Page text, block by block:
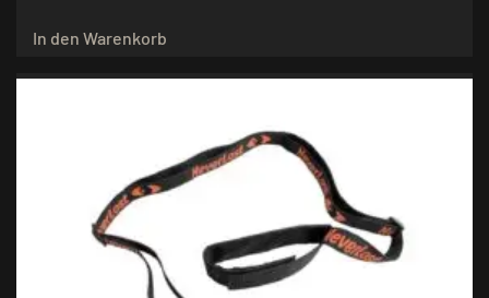
In den Warenkorb